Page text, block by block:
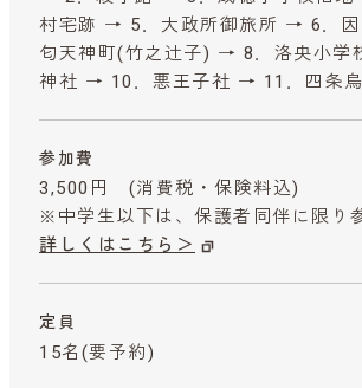
村宅跡 → 5．大政所御旅所 → 6．因
匂天神町(竹之辻子) → 8．洛央小学
神社 → 10．悪王子社 → 11．四条
参加費
3,500円 (消費税・保険料込)
※中学生以下は、保護者同伴に限り
詳しくはこちら＞
定員
15名(要予約)